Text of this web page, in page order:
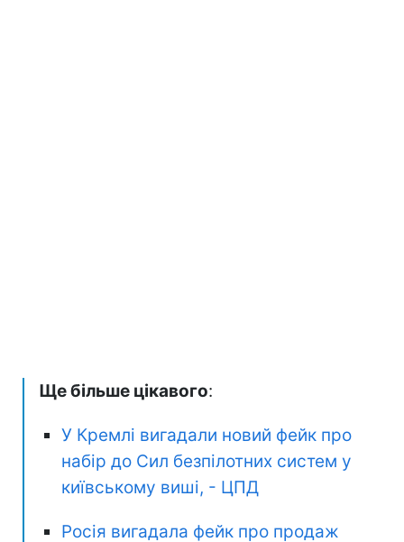
Ще більше цікавого:
У Кремлі вигадали новий фейк про
набір до Сил безпілотних систем у
київському виші, - ЦПД
Росія вигадала фейк про продаж